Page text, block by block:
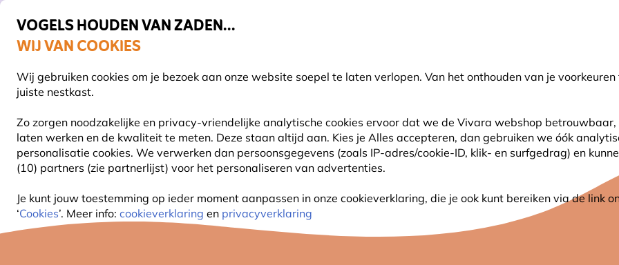
VOGELS HOUDEN VAN ZADEN...
WIJ VAN COOKIES
Wij gebruiken cookies om je bezoek aan onze website soepel te laten verlopen. Van het onthouden van je
juiste nestkast.
Zo zorgen noodzakelijke en privacy-vriendelijke analytische cookies ervoor dat we de Vivara webshop betrouwbaar,
laten werken en de kwaliteit te meten. Deze staan altijd aan. Kies je Alles accepteren, dan gebruiken we óók
personalisatie cookies. We verwerken dan persoonsgegevens (zoals IP-adres/cookie-ID, klik- en surfgedrag) en
(10) partners (zie partnerlijst) voor het personaliseren van advertenties.
Je kunt jouw toestemming op ieder moment aanpassen in onze cookieverklaring, die je ook kunt bereiken via de link
‘Cookies’. Meer info: cookieverklaring en privacyverklaring
Gratis thuisbezorgd vanaf €49
Zoeken
VOGELVOER VOEDERSYSTEMEN VOGELHUISJES ANDERE DIEREN PLANTEN
10% KORTING